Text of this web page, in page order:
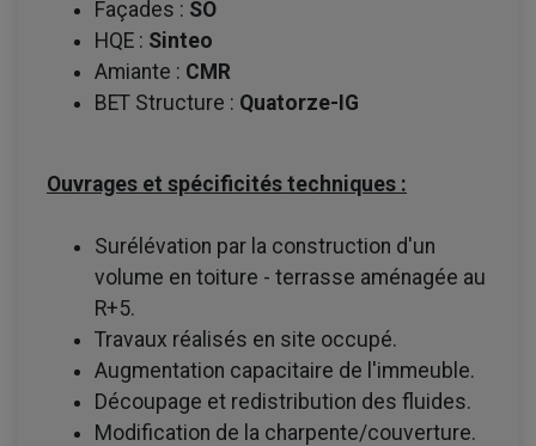
Façades : SO
HQE : Sinteo
Amiante : CMR
BET Structure : Quatorze-IG
Ouvrages et spécificités techniques :
Surélévation par la construction d'un
volume en toiture - terrasse aménagée au
R+5.
Travaux réalisés en site occupé.
Augmentation capacitaire de l'immeuble.
Découpage et redistribution des fluides.
Modification de la charpente/couverture.